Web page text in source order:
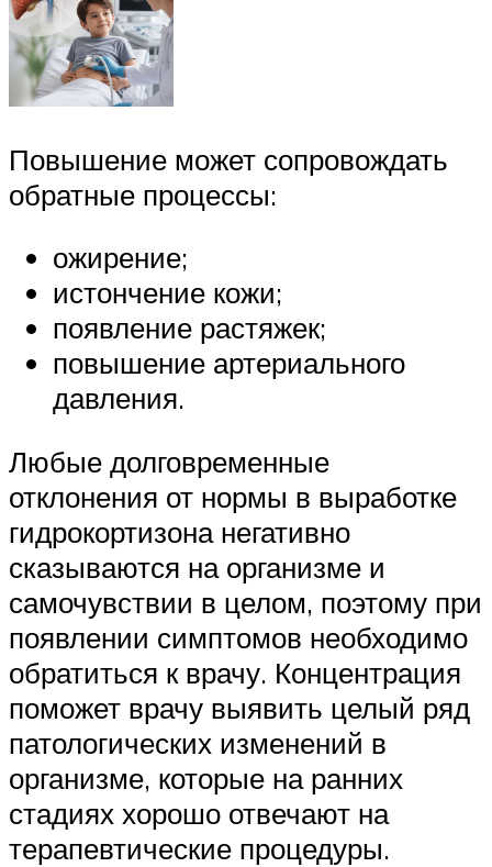
Повышение может сопровождать
обратные процессы:
ожирение;
истончение кожи;
появление растяжек;
повышение артериального
давления.
Любые долговременные
отклонения от нормы в выработке
гидрокортизона негативно
сказываются на организме и
самочувствии в целом, поэтому при
появлении симптомов необходимо
обратиться к врачу. Концентрация
поможет врачу выявить целый ряд
патологических изменений в
организме, которые на ранних
стадиях хорошо отвечают на
терапевтические процедуры.